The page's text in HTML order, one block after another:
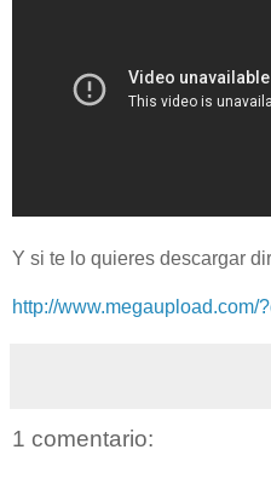
Y si te lo quieres descargar
http://www.megaupload.com/
1 comentario: